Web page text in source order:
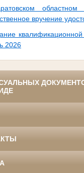
областном
вручение
2026